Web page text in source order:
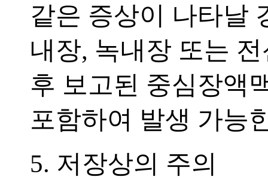
같은 증상이 나타날
내장, 녹내장 또는
후 보고된 중심장액
포함하여 발생 가능
5. 저장상의 주의